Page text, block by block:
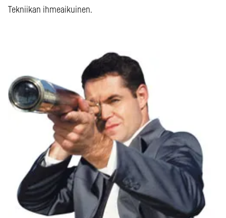
Tekniikan ihmeaikuinen.